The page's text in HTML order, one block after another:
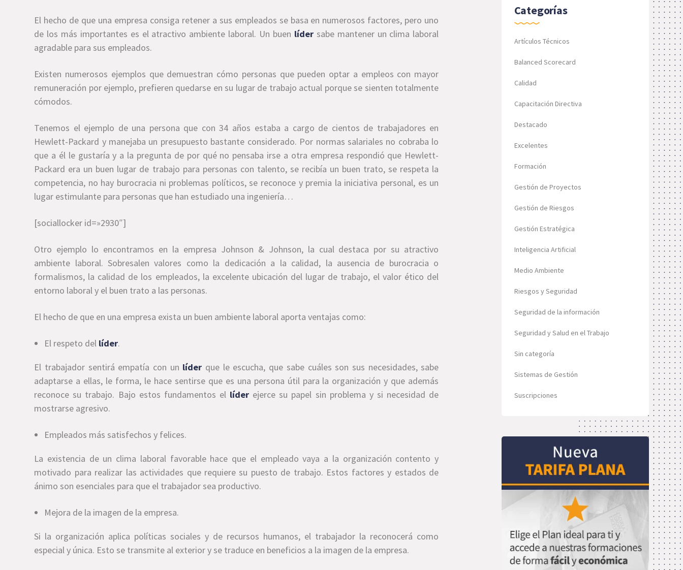
El hecho de que una empresa consiga retener a sus empleados se basa en numerosos factores, pero uno
de los más importantes es el atractivo ambiente laboral. Un buen líder sabe mantener un clima laboral
agradable para sus empleados.
Existen numerosos ejemplos que demuestran cómo personas que pueden optar a empleos con mayor
remuneración por ejemplo, prefieren quedarse en su lugar de trabajo actual porque se sienten totalmente
cómodos.
Tenemos el ejemplo de una persona que con 34 años estaba a cargo de cientos de trabajadores en
Hewlett-Packard y manejaba un presupuesto bastante considerado. Por normas salariales no cobraba lo
que a él le gustaría y a la pregunta de por qué no pensaba irse a otra empresa respondió que Hewlett-
Packard era un buen lugar de trabajo para personas con talento, se recibía un buen trato, se respeta la
competencia, no hay burocracia ni problemas políticos, se reconoce y premia la iniciativa personal, es un
lugar estimulante para personas que han estudiado una ingeniería…
[sociallocker id=»2930″]
Otro ejemplo lo encontramos en la empresa Johnson & Johnson, la cual destaca por su atractivo
ambiente laboral. Sobresalen valores como la dedicación a la calidad, la ausencia de burocracia o
formalismos, la calidad de los empleados, la excelente ubicación del lugar de trabajo, el valor ético del
entorno laboral y el buen trato a las personas.
El hecho de que en una empresa exista un buen ambiente laboral aporta ventajas como:
El respeto del líder.
El trabajador sentirá empatía con un líder que le escucha, que sabe cuáles son sus necesidades, sabe
adaptarse a ellas, le forma, le hace sentirse que es una persona útil para la organización y que además
reconoce su trabajo. Bajo estos fundamentos el líder ejerce su papel sin problema y si necesidad de
mostrarse agresivo.
Empleados más satisfechos y felices.
La existencia de un clima laboral favorable hace que el empleado vaya a la organización contento y
motivado para realizar las actividades que requiere su puesto de trabajo. Estos factores y estados de
ánimo son esenciales para que el trabajador sea productivo.
Mejora de la imagen de la empresa.
Si la organización aplica políticas sociales y de recursos humanos, el trabajador la reconocerá como
especial y única. Esto se transmite al exterior y se traduce en beneficios a la imagen de la empresa.
Categorías
Artículos Técnicos
Balanced Scorecard
Calidad
Capacitación Directiva
Destacado
Excelentes
Formación
Gestión de Proyectos
Gestión de Riesgos
Gestión Estratégica
Inteligencia Artificial
Medio Ambiente
Riesgos y Seguridad
Seguridad de la información
Seguridad y Salud en el Trabajo
Sin categoría
Sistemas de Gestión
Suscripciones